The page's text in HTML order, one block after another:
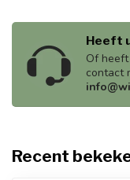
Heeft
Of
contact
Recent